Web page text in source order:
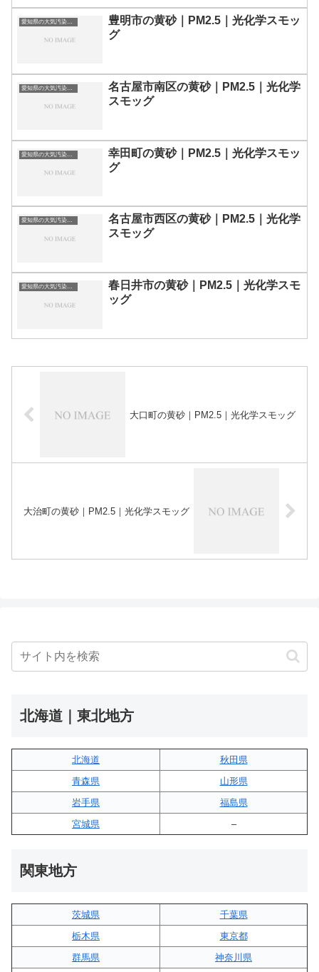
愛知県の大気汚染・PM2.5・黄砂・エアロゾルの数値
豊明市の黄砂｜PM2.5｜光化学スモッ
グ
愛知県の大気汚染・PM2.5・黄砂・エアロゾルの数値
名古屋市南区の黄砂｜PM2.5｜光化学
スモッグ
愛知県の大気汚染・PM2.5・黄砂・エアロゾルの数値
幸田町の黄砂｜PM2.5｜光化学スモッ
グ
愛知県の大気汚染・PM2.5・黄砂・エアロゾルの数値
名古屋市西区の黄砂｜PM2.5｜光化学
スモッグ
愛知県の大気汚染・PM2.5・黄砂・エアロゾルの数値
春日井市の黄砂｜PM2.5｜光化学スモ
ッグ
大口町の黄砂｜PM2.5｜光化学スモッグ
大治町の黄砂｜PM2.5｜光化学スモッグ
北海道｜東北地方
北海道
秋田県
青森県
山形県
岩手県
福島県
宮城県
–
関東地方
茨城県
千葉県
栃木県
東京都
群馬県
神奈川県